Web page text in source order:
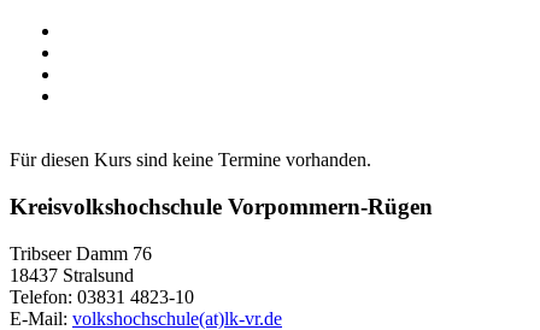
Für diesen Kurs sind keine Termine vorhanden.
Kreisvolkshochschule Vorpommern-Rügen
Tribseer Damm 76
18437 Stralsund
Telefon: 03831 4823-10
E-Mail: volkshochschule(at)lk-vr.de